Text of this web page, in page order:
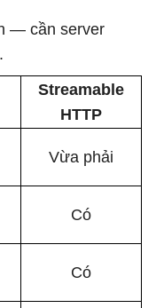
— cần server
Streamable
HTTP
Vừa phải
Có
Có